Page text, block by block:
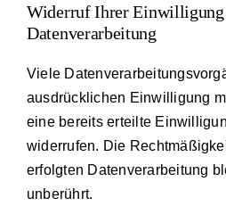
Widerruf Ihrer
Datenverarbeitung
Viele
ausdrücklichen Einwilligung
eine bereits erteilte
widerrufen. Die
erfolgten Datenverarbeitung
unberührt.